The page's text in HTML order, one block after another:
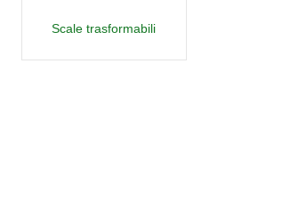
Scale trasformabili